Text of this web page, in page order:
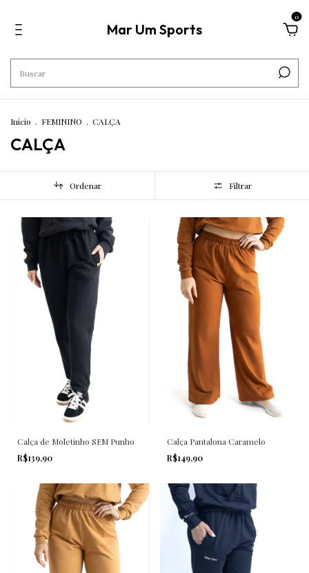
Mar Um Sports
0
Início . FEMININO . CALÇA
CALÇA
Ordenar Filtrar
Calça de Moletinho SEM Punho
R$139,90
Calça Pantalona Caramelo
R$149,90